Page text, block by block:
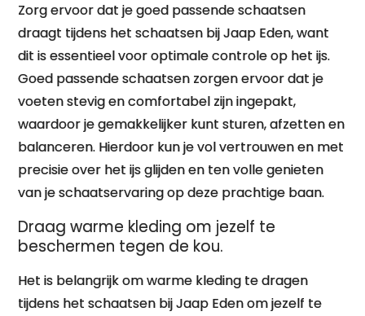
Zorg ervoor dat je goed passende schaatsen
draagt tijdens het schaatsen bij Jaap Eden, want
dit is essentieel voor optimale controle op het ijs.
Goed passende schaatsen zorgen ervoor dat je
voeten stevig en comfortabel zijn ingepakt,
waardoor je gemakkelijker kunt sturen, afzetten en
balanceren. Hierdoor kun je vol vertrouwen en met
precisie over het ijs glijden en ten volle genieten
van je schaatservaring op deze prachtige baan.
Draag warme kleding om jezelf te
beschermen tegen de kou.
Het is belangrijk om warme kleding te dragen
tijdens het schaatsen bij Jaap Eden om jezelf te